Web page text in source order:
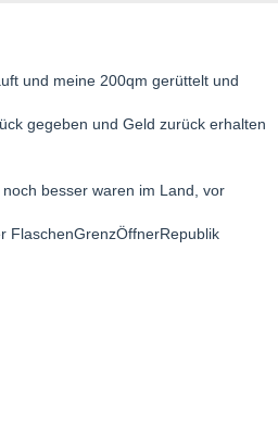
und meine 200qm gerüttelt und
gegeben und Geld zurück erhalten
besser waren im Land, vor
FlaschenGrenzÖffnerRepublik